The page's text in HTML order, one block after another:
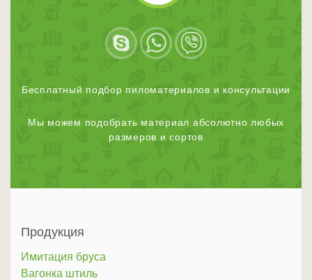
Бесплатный подбор пиломатериалов и консультации
Мы можем подобрать материал абсолютно любых
размеров и сортов
Продукция
Имитация бруса
Вагонка штиль